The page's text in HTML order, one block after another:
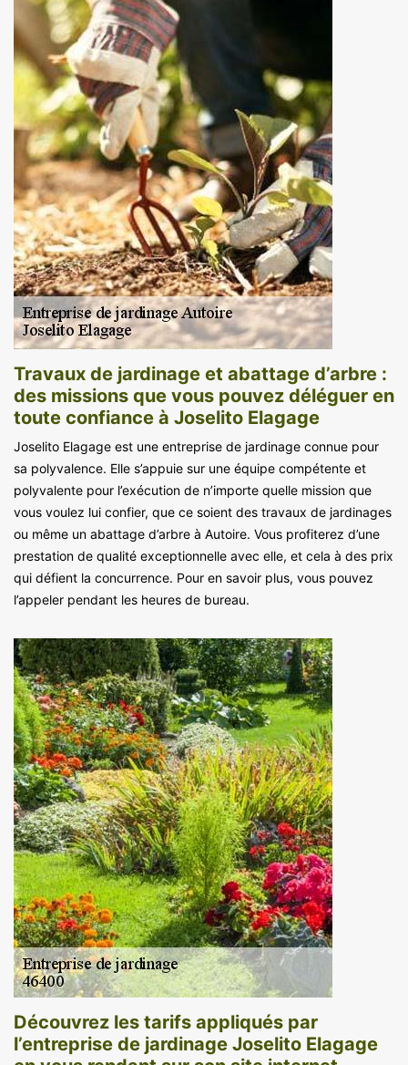
Travaux de jardinage et abattage d’arbre :
des missions que vous pouvez déléguer en
toute confiance à Joselito Elagage
Joselito Elagage est une entreprise de jardinage connue pour
sa polyvalence. Elle s’appuie sur une équipe compétente et
polyvalente pour l’exécution de n’importe quelle mission que
vous voulez lui confier, que ce soient des travaux de jardinages
ou même un abattage d’arbre à Autoire. Vous profiterez d’une
prestation de qualité exceptionnelle avec elle, et cela à des prix
qui défient la concurrence. Pour en savoir plus, vous pouvez
l’appeler pendant les heures de bureau.
Découvrez les tarifs appliqués par
l’entreprise de jardinage Joselito Elagage